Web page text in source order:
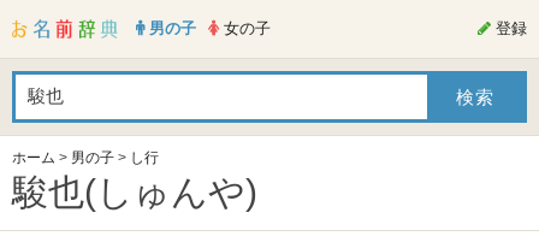
男の子 女の子 登録
ホーム > 男の子 > し行
駿也(しゅんや)